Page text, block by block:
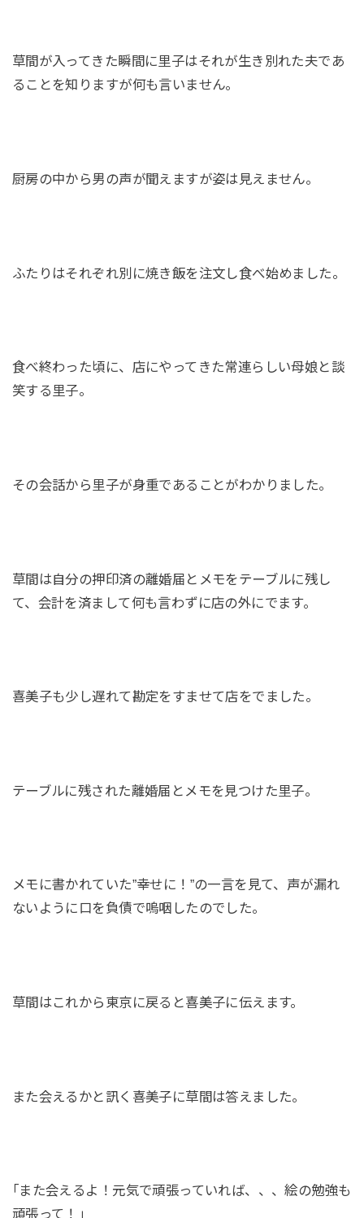
草間が入ってきた瞬間に里子はそれが生き別れた夫であ
ることを知りますが何も言いません。
厨房の中から男の声が聞えますが姿は見えません。
ふたりはそれぞれ別に焼き飯を注文し食べ始めました。
食べ終わった頃に、店にやってきた常連らしい母娘と談
笑する里子。
その会話から里子が身重であることがわかりました。
草間は自分の押印済の離婚届とメモをテーブルに残し
て、会計を済まして何も言わずに店の外にでます。
喜美子も少し遅れて勘定をすませて店をでました。
テーブルに残された離婚届とメモを見つけた里子。
メモに書かれていた”幸せに！”の一言を見て、声が漏れ
ないように口を負債で嗚咽したのでした。
草間はこれから東京に戻ると喜美子に伝えます。
また会えるかと訊く喜美子に草間は答えました。
｢また会えるよ！元気で頑張っていれば、、、絵の勉強も
頑張って！｣